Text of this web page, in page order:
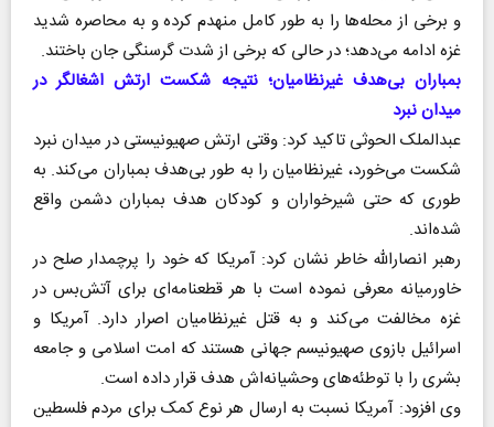
و برخی از محله‌ها را به طور کامل منهدم کرده و به محاصره شدید
غزه ادامه می‌دهد؛ در حالی که برخی از شدت گرسنگی جان باختند.
بمباران بی‌هدف غیرنظامیان؛ نتیجه شکست ارتش اشغالگر در
میدان نبرد
عبدالملک الحوثی تاکید کرد: وقتی ارتش صهیونیستی در میدان نبرد
شکست می‌خورد، غیرنظامیان را به طور بی‌هدف بمباران می‌کند. به
طوری که حتی شیرخواران و کودکان هدف بمباران دشمن واقع
شده‌‎اند.
رهبر انصارالله خاطر نشان کرد: آمریکا که خود را پرچمدار صلح در
خاورمیانه معرفی نموده است با هر قطعنامه‌ای برای آتش‌بس در
غزه مخالفت می‌کند و به قتل غیرنظامیان اصرار دارد. آمریکا و
اسرائیل بازوی صهیونیسم جهانی هستند که امت اسلامی و جامعه
بشری را با توطئه‌های وحشیانه‌اش هدف قرار داده است.
وی افزود: آمریکا نسبت به ارسال هر نوع کمک برای مردم فلسطین